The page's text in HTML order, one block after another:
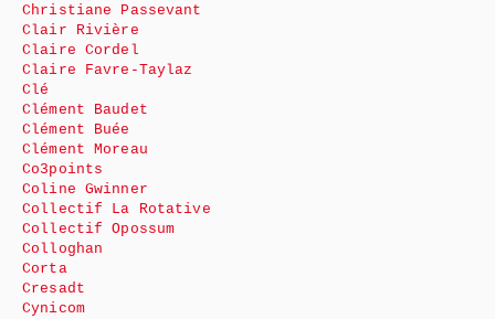
Christiane Passevant
Clair Rivière
Claire Cordel
Claire Favre-Taylaz
Clé
Clément Baudet
Clément Buée
Clément Moreau
Co3points
Coline Gwinner
Collectif La Rotative
Collectif Opossum
Colloghan
Corta
Cresadt
Cynicom